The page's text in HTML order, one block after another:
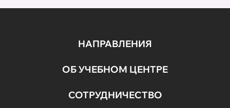
НАПРАВЛЕНИЯ
ОБ УЧЕБНОМ ЦЕНТРЕ
СОТРУДНИЧЕСТВО